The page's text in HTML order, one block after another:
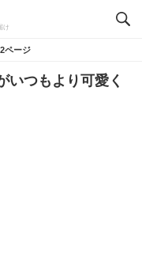
け
2ページ
いつもより可愛く